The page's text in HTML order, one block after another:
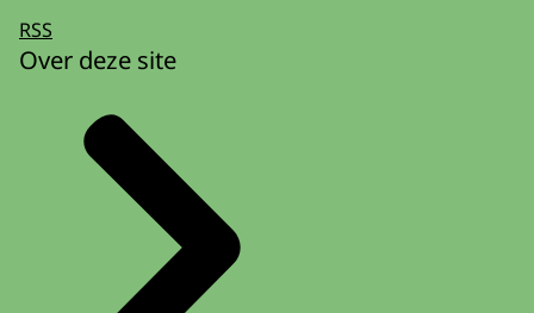
RSS
Over deze site